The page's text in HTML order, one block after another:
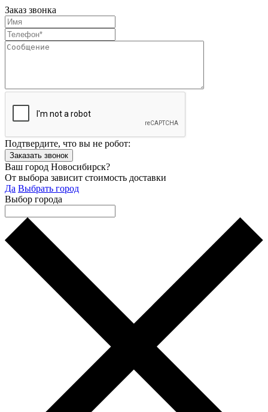
Заказ звонка
Подтвердите, что вы не робот:
Ваш город Новосибирск?
От выбора зависит стоимость доставки
Да Выбрать город
Выбор города